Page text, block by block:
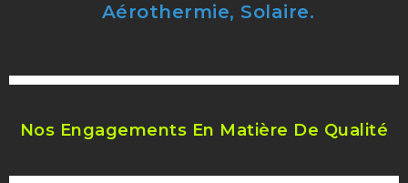
Aérothermie, Solaire.
Nos Engagements En Matière De Qualité